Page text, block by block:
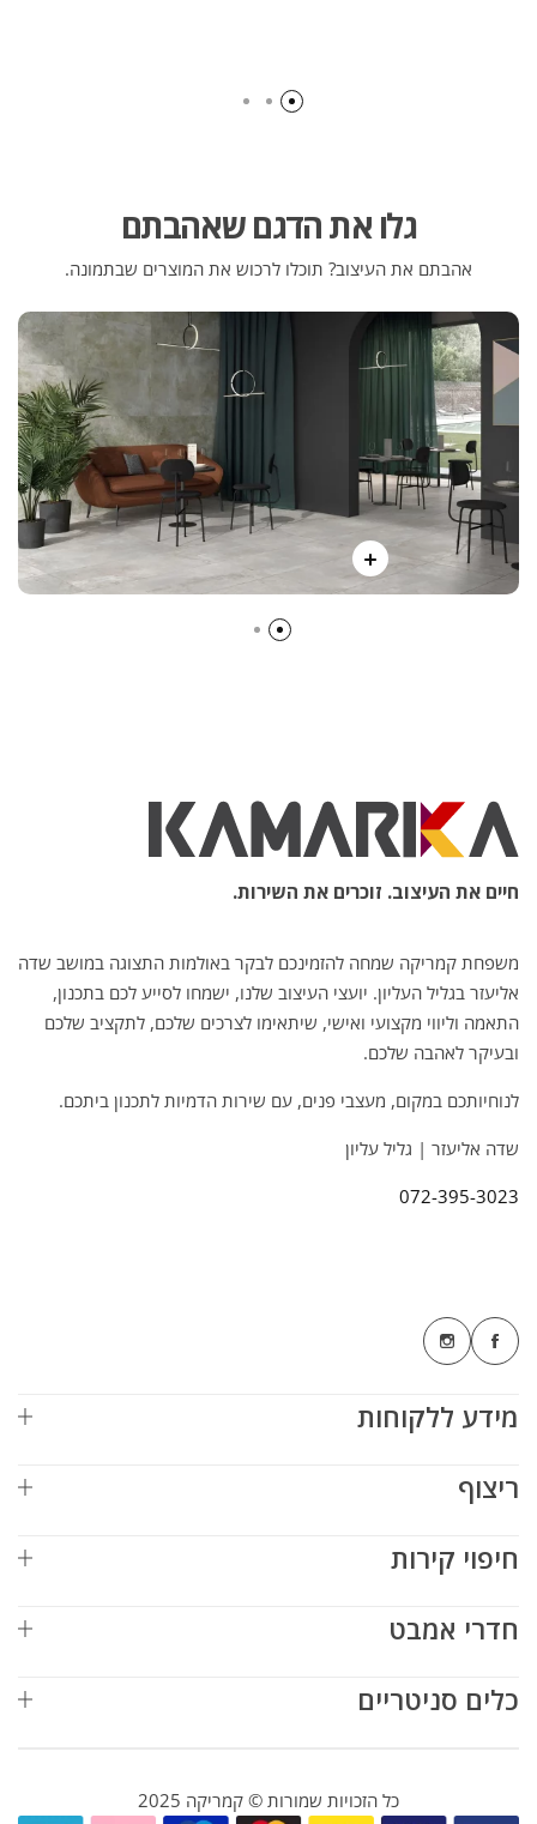
גלו את הדגם שאהבתם
אהבתם את העיצוב? תוכלו לרכוש את המוצרים שבתמונה.
חיים את העיצוב. זוכרים את השירות.
משפחת קמריקה שמחה להזמינכם לבקר באולמות התצוגה במושב שדה
אליעזר בגליל העליון. יועצי העיצוב שלנו, ישמחו לסייע לכם בתכנון,
התאמה וליווי מקצועי ואישי, שיתאימו לצרכים שלכם, לתקציב שלכם
ובעיקר לאהבה שלכם.
לנוחיותכם במקום, מעצבי פנים, עם שירות הדמיות לתכנון ביתכם.
שדה אליעזר | גליל עליון
072-395-3023
מידע ללקוחות
ריצוף
חיפוי קירות
חדרי אמבט
כלים סניטריים
כל הזכויות שמורות © קמריקה 2025